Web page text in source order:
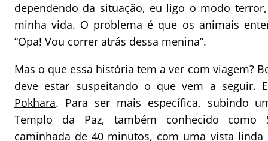
dependendo da situação, eu ligo o modo
minha vida. O problema é que os animais
“Opa! Vou correr atrás dessa menina”.
Mas o que essa história tem a ver com viagem?
deve estar suspeitando o que vem a seguir.
Pokhara. Para ser mais específica, subindo
Templo da Paz, também conhecido como
caminhada de 40 minutos, com uma vista linda